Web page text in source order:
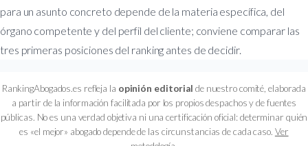
para un asunto concreto depende de la materia específica, del
órgano competente y del perfil del cliente; conviene comparar las
tres primeras posiciones del ranking antes de decidir.
RankingAbogados.es refleja la opinión editorial de nuestro comité, elaborada
a partir de la información facilitada por los propios despachos y de fuentes
públicas. No es una verdad objetiva ni una certificación oficial: determinar quién
es «el mejor» abogado depende de las circunstancias de cada caso. Ver